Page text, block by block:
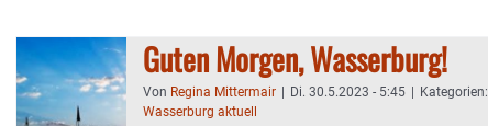
Guten Morgen, Wasserburg!
Von Regina Mittermair Di. 30.5.2023 - 5:45 Kategorien:
Wasserburg aktuell